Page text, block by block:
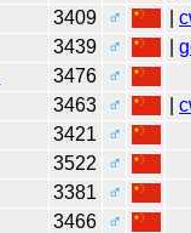
3409 ♂ |
3439 ♂ |
3476
♂
3463 ♂ |
3421
♂
3522
♂
3381
♂
3466
♂